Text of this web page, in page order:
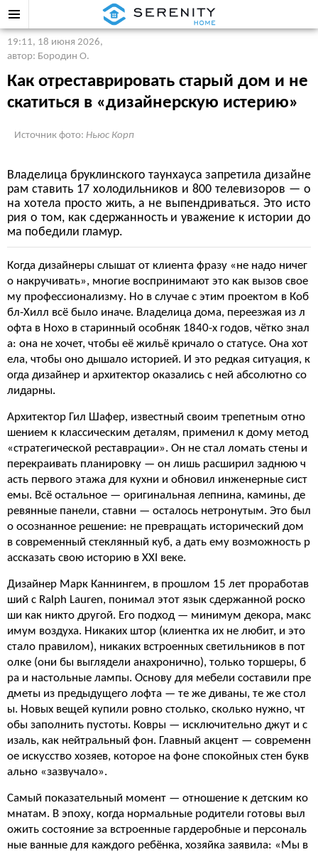
19:11, 18 июня 2026,
автор: Бородин О.
Как отреставрировать старый дом и не
скатиться в «дизайнерскую истерию»
Источник фото: Ньюс Корп
Владелица бруклинского таунхауса запретила дизайне
рам ставить 17 холодильников и 800 телевизоров — о
на хотела просто жить, а не выпендриваться. Это исто
рия о том, как сдержанность и уважение к истории до
ма победили гламур.
Когда дизайнеры слышат от клиента фразу «не надо ничег
о накручивать», многие воспринимают это как вызов свое
му профессионализму. Но в случае с этим проектом в Коб
бл-Хилл всё было иначе. Владелица дома, переезжая из л
офта в Нохо в старинный особняк 1840-х годов, чётко знал
а: она не хочет, чтобы её жильё кричало о статусе. Она хот
ела, чтобы оно дышало историей. И это редкая ситуация, к
огда дизайнер и архитектор оказались с ней абсолютно со
лидарны.
Архитектор Гил Шафер, известный своим трепетным отно
шением к классическим деталям, применил к дому метод
«стратегической реставрации». Он не стал ломать стены и
перекраивать планировку — он лишь расширил заднюю ч
асть первого этажа для кухни и обновил инженерные сист
емы. Всё остальное — оригинальная лепнина, камины, де
ревянные панели, ставни — осталось нетронутым. Это был
о осознанное решение: не превращать исторический дом
в современный стеклянный куб, а дать ему возможность р
ассказать свою историю в XXI веке.
Дизайнер Марк Каннингем, в прошлом 15 лет проработав
ший с Ralph Lauren, понимал этот язык сдержанной роско
ши как никто другой. Его подход — минимум декора, макс
имум воздуха. Никаких штор (клиентка их не любит, и это
стало правилом), никаких встроенных светильников в пот
олке (они бы выглядели анахронично), только торшеры, б
ра и настольные лампы. Основу для мебели составили пре
дметы из предыдущего лофта — те же диваны, те же стол
ы. Новых вещей купили ровно столько, сколько нужно, чт
обы заполнить пустоты. Ковры — исключительно джут и с
изаль, как нейтральный фон. Главный акцент — современн
ое искусство хозяев, которое на фоне спокойных стен букв
ально «зазвучало».
Самый показательный момент — отношение к детским ко
мнатам. В эпоху, когда нормальные родители готовы выл
ожить состояние за встроенные гардеробные и персональ
ные ванные для каждого ребёнка, хозяйка заявила: «Мы в